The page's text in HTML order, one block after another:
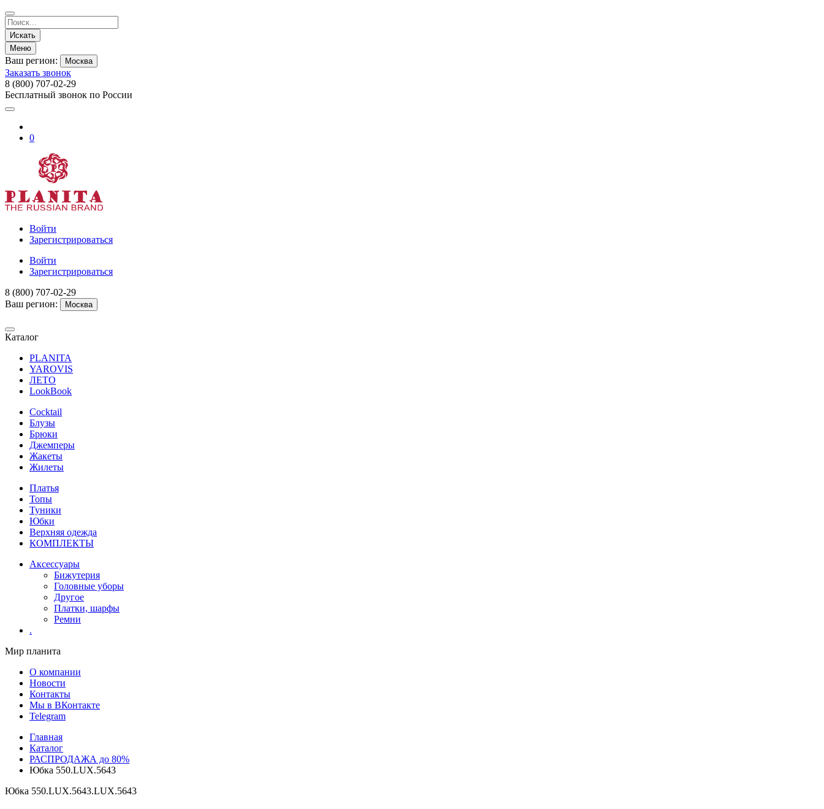
Искать
Меню
Ваш регион: Москва
Заказать звонок
8 (800) 707-02-29
Бесплатный звонок по России
0
Войти
Зарегистрироваться
Войти
Зарегистрироваться
8 (800) 707-02-29
Ваш регион:
Москва
Каталог
PLANITA
YAROVIS
ЛЕТО
LookBook
Cocktail
Блузы
Брюки
Джемперы
Жакеты
Жилеты
Платья
Топы
Туники
Юбки
Верхняя одежда
КОМПЛЕКТЫ
Аксессуары
Бижутерия
Головные уборы
Другое
Платки, шарфы
Ремни
.
Мир планита
О компании
Новости
Контакты
Мы в ВКонтакте
Telegram
Главная
Каталог
РАСПРОДАЖА до 80%
Юбка 550.LUX.5643
Юбка 550.LUX.5643.LUX.5643